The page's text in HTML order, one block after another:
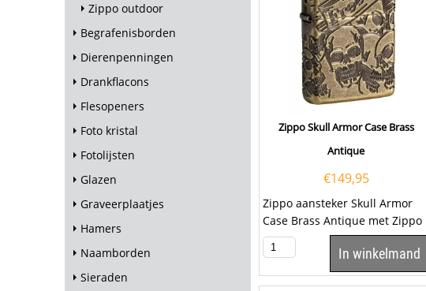
Zippo outdoor
Begrafenisborden
Dierenpenningen
Drankflacons
Flesopeners
Foto kristal
Fotolijsten
Glazen
Graveerplaatjes
Hamers
Naamborden
Sieraden
Zippo Skull Armor Case Brass
Antique
€149,95
Zippo aansteker Skull Armor
Case Brass Antique met Zippo
code 60.004.900. Een Zippo
aansteker is...
In winkelmand